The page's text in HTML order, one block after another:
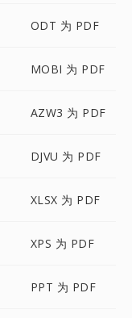
ODT 为 PDF
MOBI 为 PDF
AZW3 为 PDF
DJVU 为 PDF
XLSX 为 PDF
XPS 为 PDF
PPT 为 PDF